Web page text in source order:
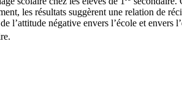
les résultats suggèrent une relation de
l’attitude négative envers l’école et